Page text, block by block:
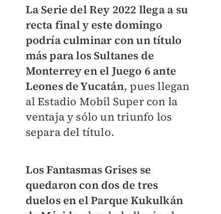
La Serie del Rey 2022 llega a su
recta final y este domingo
podría culminar con un título
más para los Sultanes de
Monterrey en el Juego 6 ante
Leones de Yucatán, pues llegan
al Estadio Mobil Super con la
ventaja y sólo un triunfo los
separa del título.
Los Fantasmas Grises se
quedaron con dos de tres
duelos en el Parque Kukulkán